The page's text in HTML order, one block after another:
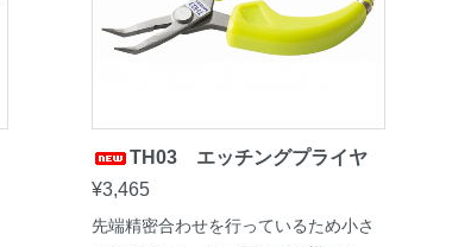
TH03 エッチングプライヤ
¥3,465
先端精密合わせを行っているため小さ